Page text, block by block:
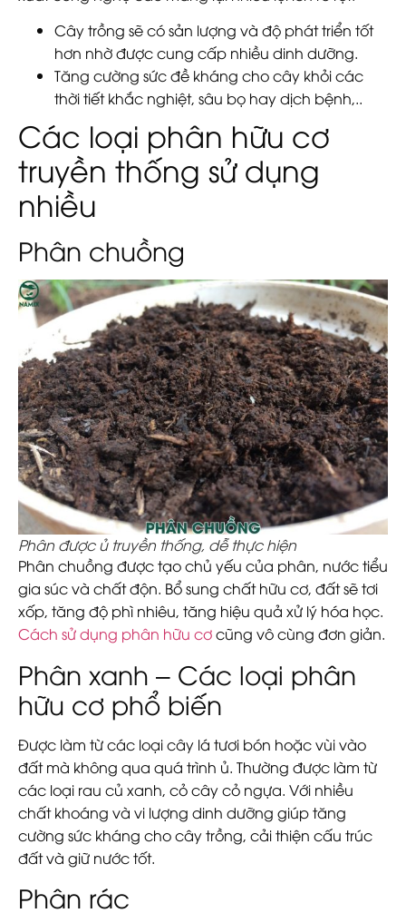
Cây trồng sẽ có sản lượng và độ phát triển tốt
hơn nhờ được cung cấp nhiều dinh dưỡng.
Tăng cường sức đề kháng cho cây khỏi các
thời tiết khắc nghiệt, sâu bọ hay dịch bệnh,..
Các loại phân hữu cơ
truyền thống sử dụng
nhiều
Phân chuồng
Phân được ủ truyền thống, dễ thực hiện
Phân chuồng được tạo chủ yếu của phân, nước tiểu
gia súc và chất độn. Bổ sung chất hữu cơ, đất sẽ tơi
xốp, tăng độ phì nhiêu, tăng hiệu quả xử lý hóa học.
Cách sử dụng phân hữu cơcũng vô cùng đơn giản.
Phân xanh – Các loại phân
hữu cơ phổ biến
Được làm từ các loại cây lá tươi bón hoặc vùi vào
đất mà không qua quá trình ủ. Thường được làm từ
các loại rau củ xanh, cỏ cây cỏ ngựa. Với nhiều
chất khoáng và vi lượng dinh dưỡng giúp tăng
cường sức kháng cho cây trồng, cải thiện cấu trúc
đất và giữ nước tốt.
Phân rác